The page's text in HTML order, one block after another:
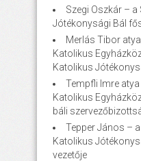
Szegi Oszkár –
Jótékonysági Bál
Merlás Tibor
Katolikus
Katolikus
Tempfli Imre
Katolikus
báli
Tepper János –
Katolikus
vezetője